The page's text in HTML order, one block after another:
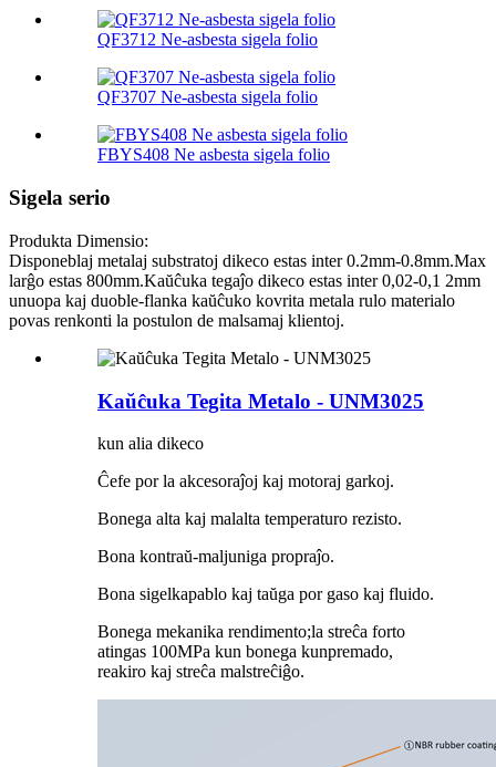
QF3712 Ne-asbesta sigela folio
QF3707 Ne-asbesta sigela folio
FBYS408 Ne asbesta sigela folio
Sigela serio
Produkta Dimensio:
Disponeblaj metalaj substratoj dikeco estas inter 0.2mm-0.8mm.Max
larĝo estas 800mm.Kaŭĉuka tegaĵo dikeco estas inter 0,02-0,1 2mm
unuopa kaj duoble-flanka kaŭĉuko kovrita metala rulo materialo
povas renkonti la postulon de malsamaj klientoj.
Kaŭĉuka Tegita Metalo - UNM3025
kun alia dikeco
Ĉefe por la akcesoraĵoj kaj motoraj garkoj.
Bonega alta kaj malalta temperaturo rezisto.
Bona kontraŭ-maljuniga propraĵo.
Bona sigelkapablo kaj taŭga por gaso kaj fluido.
Bonega mekanika rendimento;la streĉa forto
atingas 100MPa kun bonega kunpremado,
reakiro kaj streĉa malstreĉiĝo.